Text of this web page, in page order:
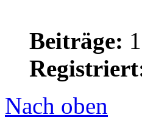
Beiträge:
Nach oben